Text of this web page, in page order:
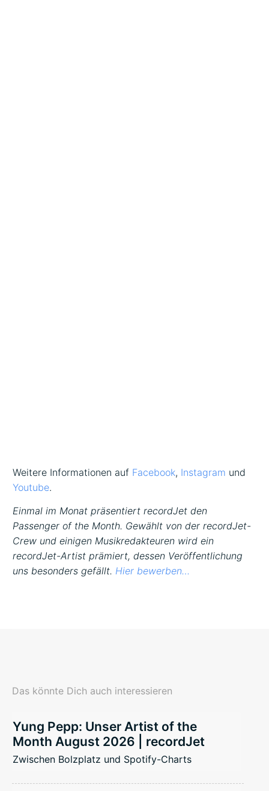
Weitere Informationen auf Facebook, Instagram und
Youtube.
Einmal im Monat präsentiert recordJet den
Passenger of the Month. Gewählt von der recordJet-
Crew und einigen Musikredakteuren wird ein
recordJet-Artist prämiert, dessen Veröffentlichung
uns besonders gefällt. Hier bewerben…
Das könnte Dich auch interessieren
Yung Pepp: Unser Artist of the
Month August 2026 | recordJet
Zwischen Bolzplatz und Spotify-Charts